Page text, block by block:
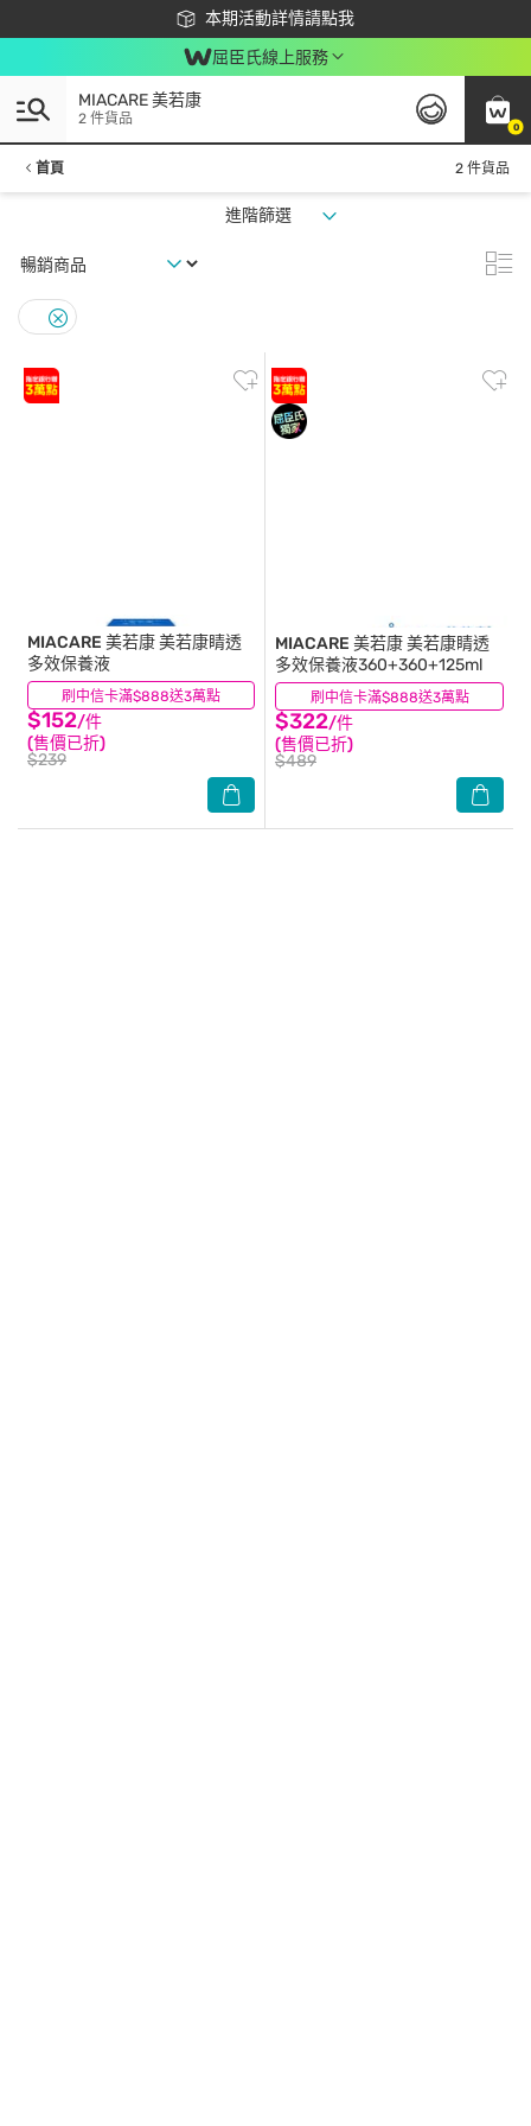
本期活動詳情請點我
下載app最高回饋$350
屈臣氏線上服務
0
MIACARE 美若康
2 件貨品
首頁 2 件貨品
進階篩選
刷中信卡滿$888送3萬點
MIACARE 美若康美若康睛透
多效保養液
$152/件
(售價已折)
$239
(2) 刷中信卡滿$888送3萬點
MIACARE 美若康美若康睛透
多效保養液360+360+125ml
$322/件
(售價已折)
$489
(57)